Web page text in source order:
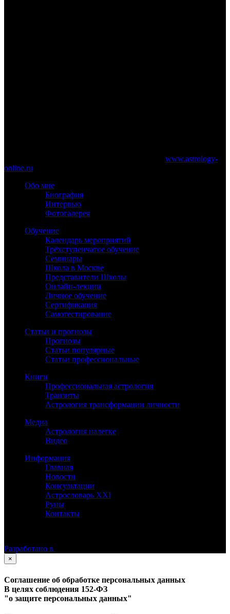
www.astrology-
online.ru
Обо мне
Биография
Интервью
Фотогалерея
Обучение
Календарь мероприятий
Трёхступенчатое обучение
Семинары
Школа в Москве
Представители Школы
Онлайн-лекции
Личное обучение
Сертификация
Самотестирование
Статьи и прогнозы
Прогнозы
Статьи популярные
Статьи профессиональные
Книги
Профессиональная астрология
Транзиты
Астрология трансформации личности
Медиа
Астрология налегке
Видео
Информация
Главная
Новости
Консультации
Астрословарь XXI
Руны
Контакты
Разработано в
×
Соглашение об обработке персональных данных
В целях соблюдения 152-ФЗ
"о защите персональных данных"